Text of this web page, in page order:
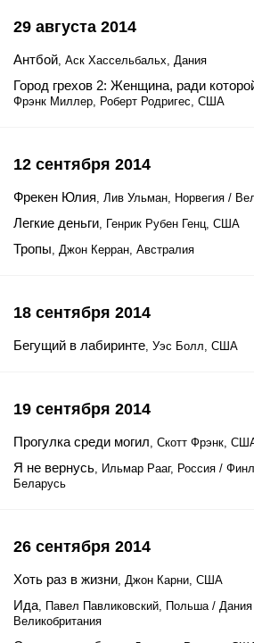
29 августа 2014
Антбой, Аск Хассельбальх, Дания
Город грехов 2: Женщина, ради
Фрэнк Миллер, Роберт Родригес, США
12 сентября 2014
Фрекен Юлия, Лив Ульман, Норвегия /
Легкие деньги, Генрик Рубен Генц, США
Тропы, Джон Керран, Австралия
18 сентября 2014
Бегущий в лабиринте, Уэс Болл, США
19 сентября 2014
Прогулка среди могил, Скотт Фрэнк,
Я не вернусь, Ильмар Рааг, Россия /
Беларусь
26 сентября 2014
Хоть раз в жизни, Джон Карни, США
Ида, Павел Павликовский, Польша /
Великобритания